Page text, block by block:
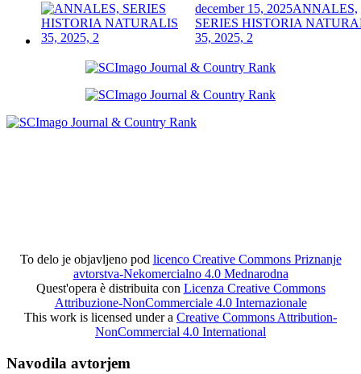
december 15, 2025ANNALES,
SERIES HISTORIA
35, 2025, 2
To delo je objavljeno pod licenco Creative Commons Priznanje
avtorstva-Nekomercialno 4.0 Mednarodna
Quest'opera è distribuita con Licenza Creative Commons
Attribuzione-NonCommerciale 4.0 Internazionale
This work is licensed under a Creative Commons Attribution-
NonCommercial 4.0 International
Navodila avtorjem